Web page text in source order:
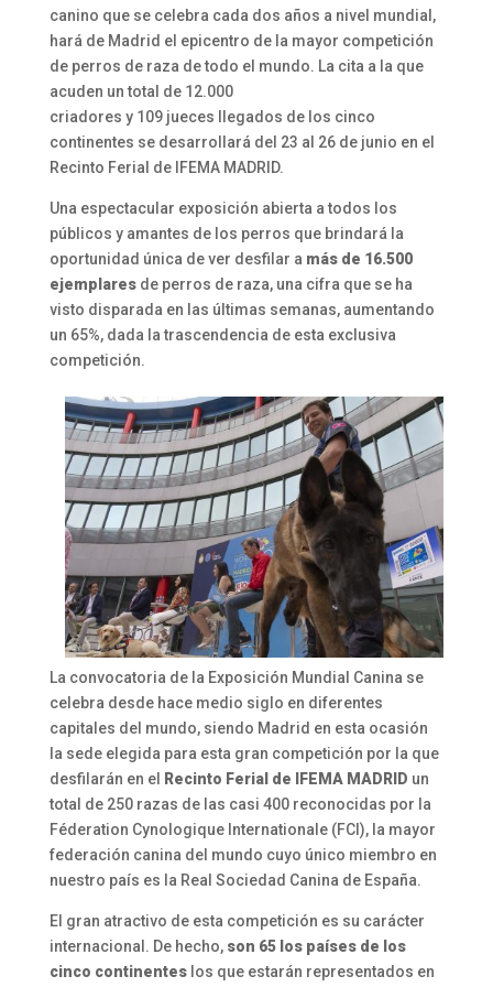
canino que se celebra cada dos años a nivel mundial,
hará de Madrid el epicentro de la mayor competición
de perros de raza de todo el mundo. La cita a la que
acuden un total de 12.000
criadores y 109 jueces llegados de los cinco
continentes se desarrollará del 23 al 26 de junio en el
Recinto Ferial de IFEMA MADRID.
Una espectacular exposición abierta a todos los
públicos y amantes de los perros que brindará la
oportunidad única de ver desfilar a más de 16.500
ejemplaresde perros de raza, una cifra que se ha
visto disparada en las últimas semanas, aumentando
un 65%, dada la trascendencia de esta exclusiva
competición.
La convocatoria de la Exposición Mundial Canina se
celebra desde hace medio siglo en diferentes
capitales del mundo, siendo Madrid en esta ocasión
la sede elegida para esta gran competición por la que
desfilarán en el
Recinto Ferial de IFEMA MADRID un
total de 250 razas de las casi 400 reconocidas por la
Féderation Cynologique Internationale (FCI), la mayor
federación canina del mundo cuyo único miembro en
nuestro país es la Real Sociedad Canina de España.
El gran atractivo de esta competición es su carácter
internacional. De hecho,son 65 los países de los
cinco continenteslos que estarán representados en